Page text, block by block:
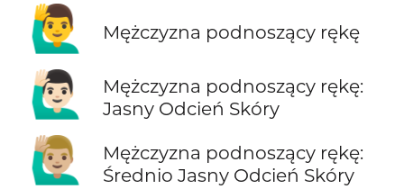
🙋‍♂️ Mężczyzna podnoszący rękę
🙋🏻‍♂️
Mężczyzna podnoszący rękę:
Jasny Odcień Skóry
🙋🏼‍♂️
Mężczyzna podnoszący rękę:
Średnio Jasny Odcień Skóry